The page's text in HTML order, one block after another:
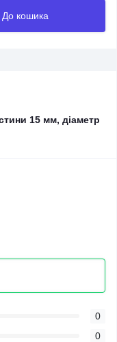
До кошика
15 мм, діаметр
0
0